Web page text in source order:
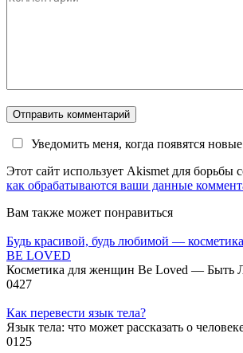
Уведомить меня, когда появятся
Этот сайт использует Akismet для борьбы
как обрабатываются ваши данные
Вам также может понравиться
Будь красивой, будь любимой —
BE LOVED
Косметика для женщин Be Loved — Быть
0427
Как перевести язык тела?
Язык тела: что может рассказать о
0125